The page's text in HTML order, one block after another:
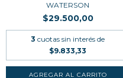
WATERSON
$29.500,00
3 cuotas sin interés de
$9.833,33